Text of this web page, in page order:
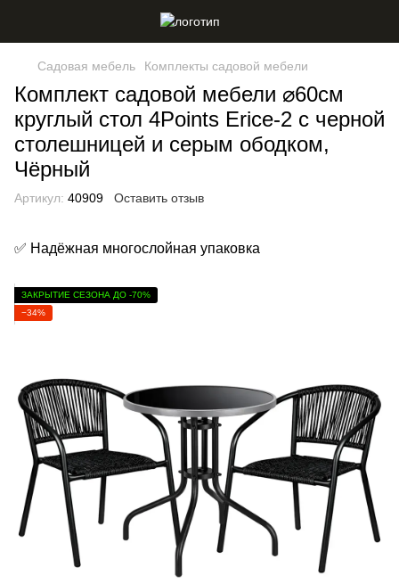
Садовая мебель Комплекты садовой мебели
Комплект садовой мебели ⌀60см
круглый стол 4Points Erice-2 с черной
столешницей и серым ободком,
Чёрный
Артикул: 40909 Оставить отзыв
✅ Надёжная многослойная упаковка
ЗАКРЫТИЕ СЕЗОНА ДО -70%
−34%